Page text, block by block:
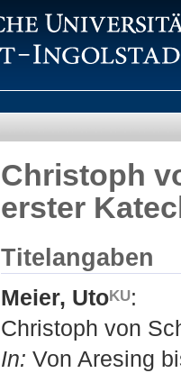
Christoph
erster
Titelangaben
Meier, Uto
:
Christoph von
In: Von Aresing